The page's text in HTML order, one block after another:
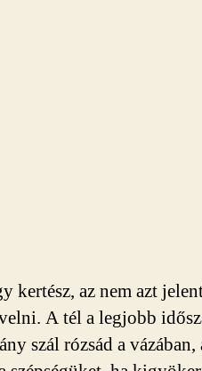
kertész, az nem azt
A tél a legjobb
szál rózsád a